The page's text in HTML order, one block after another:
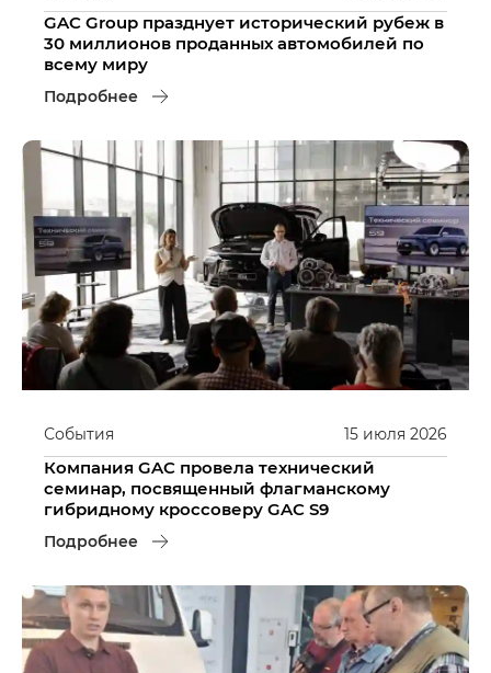
GAC Group празднует исторический рубеж в
30 миллионов проданных автомобилей по
всему миру
Подробнее
15 июля 2026
События
Компания GAC провела технический
семинар, посвященный флагманскому
гибридному кроссоверу GAC S9
Подробнее